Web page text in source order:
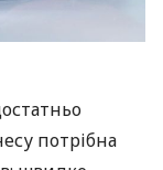
потрібна